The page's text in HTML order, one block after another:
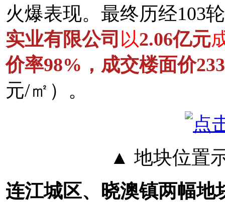
火爆表现。最终历经103
实业有限公司 以2.06亿元
价率98%，成交楼面价
元/㎡）。
▲ 地块位置
连江城区、晓澳镇两幅地